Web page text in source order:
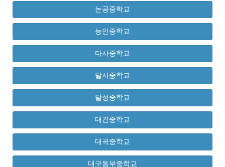
논공중학교
능인중학교
다사중학교
달서중학교
달성중학교
대건중학교
대곡중학교
대구동부중학교